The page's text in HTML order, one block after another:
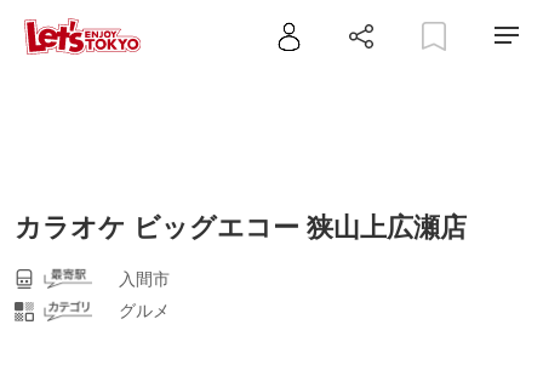
カラオケ ビッグエコー 狭山上広瀬店
入間市
グルメ